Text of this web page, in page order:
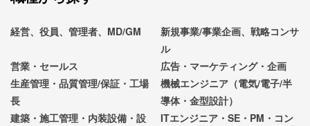
経営、役員、管理者、MD/GM
新規事業/事業企画、戦略コンサ
ル
営業・セールス
広告・マーケティング・企画
生産管理・品質管理/保証・工場
長
機械エンジニア（電気/電子/半
導体・金型設計）
建築・施工管理・内装設備・設
ITエンジニア・SE・PM・コン